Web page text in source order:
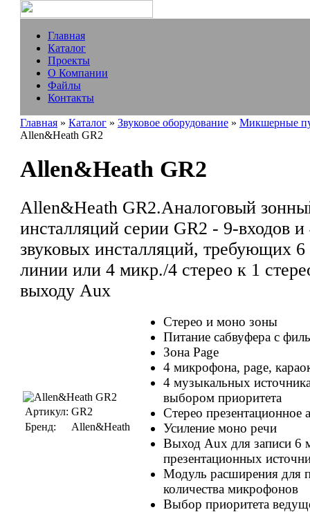
Главная
Каталог
Проекты
О Компании
Файлы
Контакты
Главная » Каталог » Звуковое оборудование » Микшерные
Allen&Heath GR2
Allen&Heath GR2
Allen&Heath GR2.Аналоговый
инсталляций серии GR2 - 9-входов
звуковых инсталляций, требующих
линии или 4 микр./4 стерео к 1
выходу Aux
Артикул: GR2
Бренд:
Allen&Heath
Стерео и моно зоны
Питание сабвуфера с
Зона Page
4 микрофона, page,
4 музыкальных
выбором приоритета
Стерео презентационное
Усиление моно речи
Выход Aux для записи 6
презентационных
Модуль расширения для
количества микрофонов
Выбор приоритета